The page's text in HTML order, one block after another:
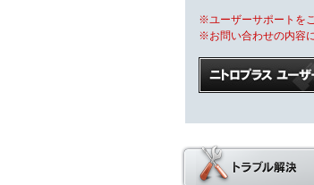
※ユーザーサポートを
※お問い合わせの内容